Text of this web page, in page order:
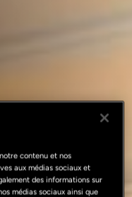
contenu et nos
aux médias sociaux et
des informations sur
médias sociaux ainsi que